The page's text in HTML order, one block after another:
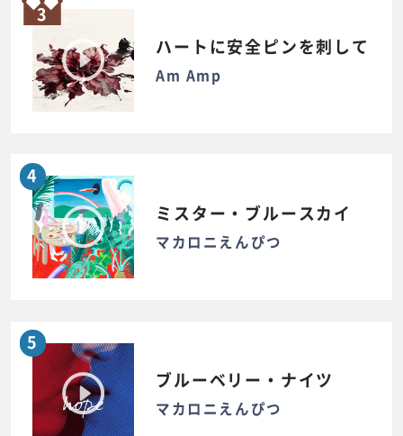
3
ハートに安全ピンを刺して
Am Amp
4
ミスター・ブルースカイ
マカロニえんぴつ
5
ブルーベリー・ナイツ
マカロニえんぴつ